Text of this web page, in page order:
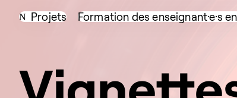
Projets Formation des enseignant·e·s